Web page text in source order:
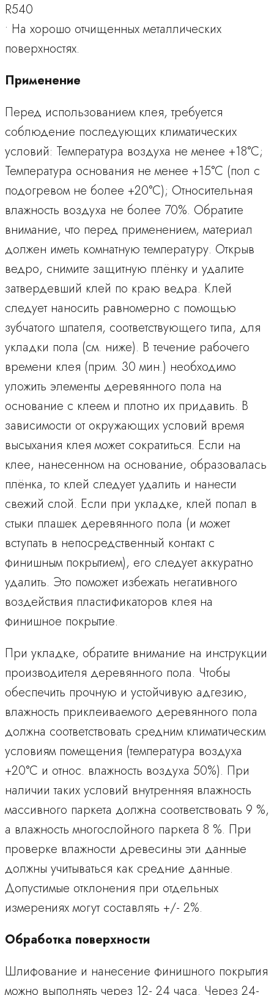
R540
• На хорошо отчищенных металлических
поверхностях.
Применение
Перед использованием клея, требуется
соблюдение последующих климатических
условий: Температура воздуха не менее +18°С;
Температура основания не менее +15°С (пол с
подогревом не более +20°С); Относительная
влажность воздуха не более 70%. Обратите
внимание, что перед применением, материал
должен иметь комнатную температуру. Открыв
ведро, снимите защитную плёнку и удалите
затвердевший клей по краю ведра. Клей
следует наносить равномерно с помощью
зубчатого шпателя, соответствующего типа, для
укладки пола (см. ниже). В течение рабочего
времени клея (прим. 30 мин.) необходимо
уложить элементы деревянного пола на
основание с клеем и плотно их придавить. В
зависимости от окружающих условий время
высыхания клея может сократиться. Если на
клее, нанесенном на основание, образовалась
плёнка, то клей следует удалить и нанести
свежий слой. Если при укладке, клей попал в
стыки плашек деревянного пола (и может
вступать в непосредственный контакт с
финишным покрытием), его следует аккуратно
удалить. Это поможет избежать негативного
воздействия пластификаторов клея на
финишное покрытие.
При укладке, обратите внимание на инструкции
производителя деревянного пола. Чтобы
обеспечить прочную и устойчивую адгезию,
влажность приклеиваемого деревянного пола
должна соответствовать средним климатическим
условиям помещения (температура воздуха
+20°C и относ. влажность воздуха 50%). При
наличии таких условий внутренняя влажность
массивного паркета должна соответствовать 9 %,
а влажность многослойного паркета 8 %. При
проверке влажности древесины эти данные
должны учитываться как средние данные.
Допустимые отклонения при отдельных
измерениях могут составлять +/- 2%.
Обработка поверхности
Шлифование и нанесение финишного покрытия
можно выполнять через 12- 24 часа. Через 24-